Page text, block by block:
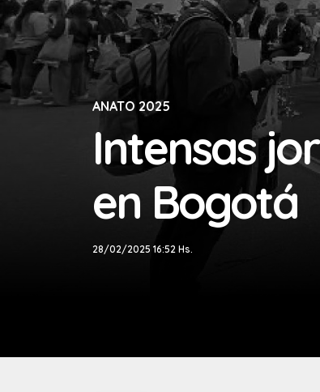
ANATO 2025
Intensas
en Bogotá
28/02/2025 16:52 Hs.